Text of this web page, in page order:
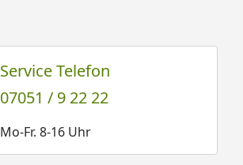
Service Telefon
07051 / 9 22 22
Mo-Fr. 8-16 Uhr